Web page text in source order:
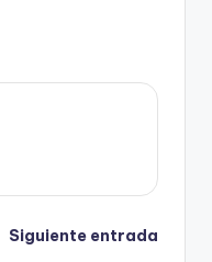
Siguiente entrada